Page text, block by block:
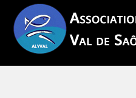
content